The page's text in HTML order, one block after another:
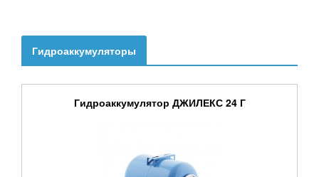
Гидроаккумуляторы
Гидроаккумулятор ДЖИЛЕКС 24 Г